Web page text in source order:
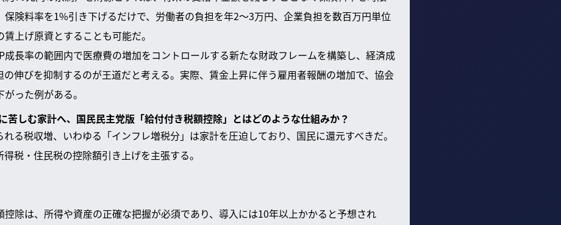
保険料率を1%引き下げるだけで、労働者の負担を年2〜3万円、企業負担を数百万円単位
上げ原資とすることも可能だ。
成長率の範囲内で医療費の増加をコントロールする新たな財政フレームを構築し、経済成
伸びを抑制するのが王道だと考える。実際、賃金上昇に伴う雇用者報酬の増加で、協会
った例がある。
苦しむ家計へ、国民民主党版「給付付き税額控除」とはどのような仕組みか？
る税収増、いわゆる「インフレ増税分」は家計を圧迫しており、国民に還元すべきだ。
税・住民税の控除額引き上げを主張する。
控除は、所得や資産の正確な把握が必須であり、導入には10年以上かかると予想され